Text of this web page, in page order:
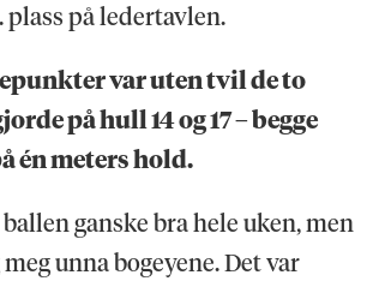
plass på ledertavlen.
var uten tvil de to
på hull 14 og 17 – begge
én meters hold.
ganske bra hele uken, men
unna bogeyene. Det var